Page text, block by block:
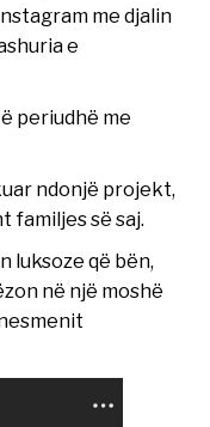
me djalin
e
periudhë me
ndonjë projekt,
familjes së saj.
luksoze që bën,
në një moshë